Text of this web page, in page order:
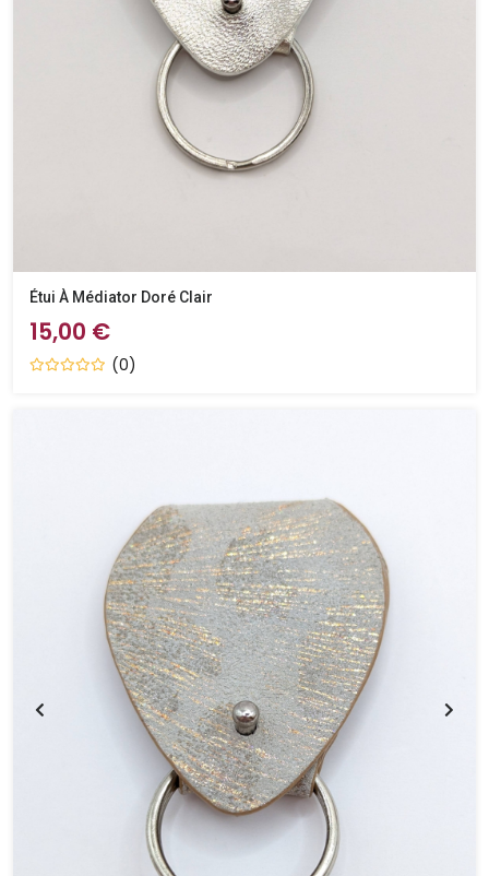
Étui À Médiator Doré Clair
15,00 €
(0)